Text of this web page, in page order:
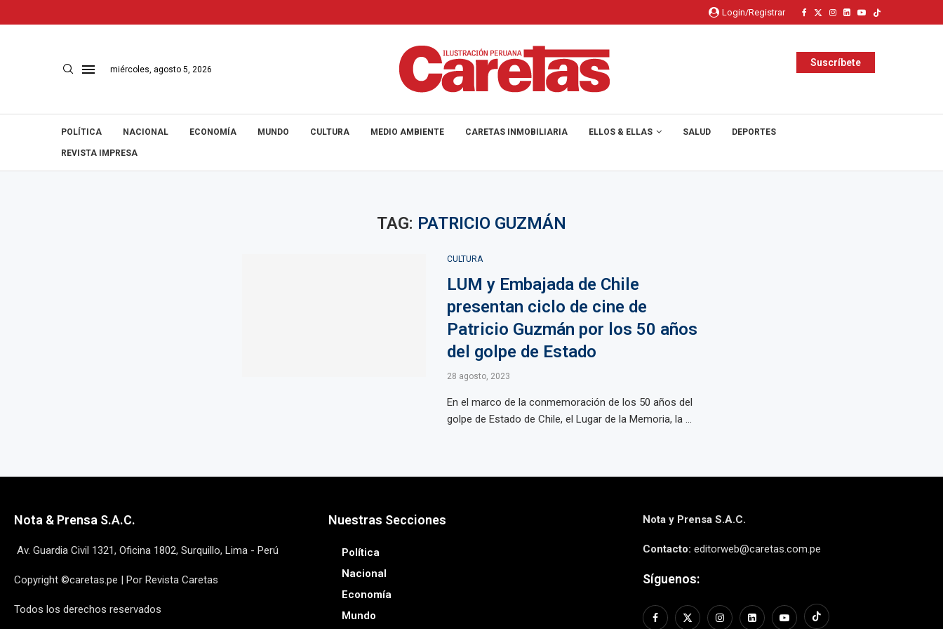
Login/Registrar
miércoles, agosto 5, 2026
Suscríbete
POLÍTICA NACIONAL ECONOMÍA MUNDO CULTURA MEDIO AMBIENTE CARETAS INMOBILIARIA ELLOS & ELLAS SALUD DEPORTES
REVISTA IMPRESA
TAG: PATRICIO GUZMÁN
CULTURA
LUM y Embajada de Chile
presentan ciclo de cine de
Patricio Guzmán por los 50 años
del golpe de Estado
28 agosto, 2023
En el marco de la conmemoración de los 50 años del
golpe de Estado de Chile, el Lugar de la Memoria, la ...
Nota & Prensa S.A.C.
Av. Guardia Civil 1321, Oficina 1802, Surquillo, Lima - Perú
Copyright ©caretas.pe | Por Revista Caretas
Todos los derechos reservados
Nuestras Secciones
Política
Nacional
Economía
Mundo
Nota y Prensa S.A.C.
Contacto: editorweb@caretas.com.pe
Síguenos: